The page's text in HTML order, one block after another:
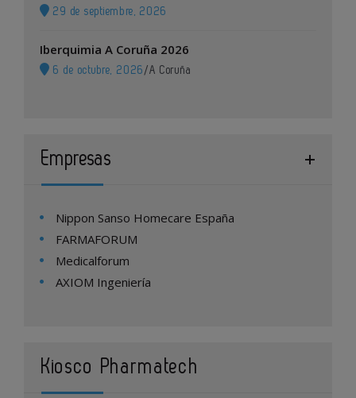
29 de septiembre, 2026
Iberquimia A Coruña 2026
6 de octubre, 2026 /A Coruña
Empresas
Nippon Sanso Homecare España
FARMAFORUM
Medicalforum
AXIOM Ingeniería
Kiosco Pharmatech